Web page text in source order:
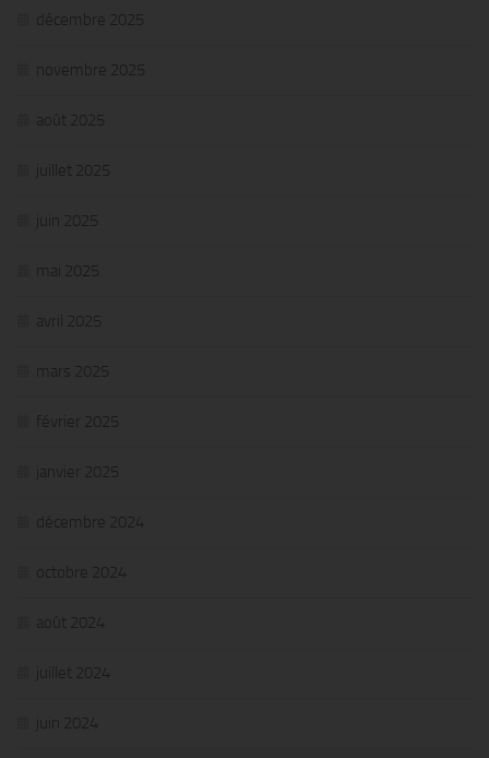
décembre 2025
novembre 2025
août 2025
juillet 2025
juin 2025
mai 2025
avril 2025
mars 2025
février 2025
janvier 2025
décembre 2024
octobre 2024
août 2024
juillet 2024
juin 2024